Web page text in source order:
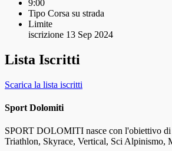
9:00
Tipo Corsa su strada
Limite
iscrizione 13 Sep 2024
Lista Iscritti
Scarica la lista iscritti
Sport Dolomiti
SPORT DOLOMITI nasce con l'obiettivo di
Triathlon, Skyrace, Vertical, Sci Alpinismo,